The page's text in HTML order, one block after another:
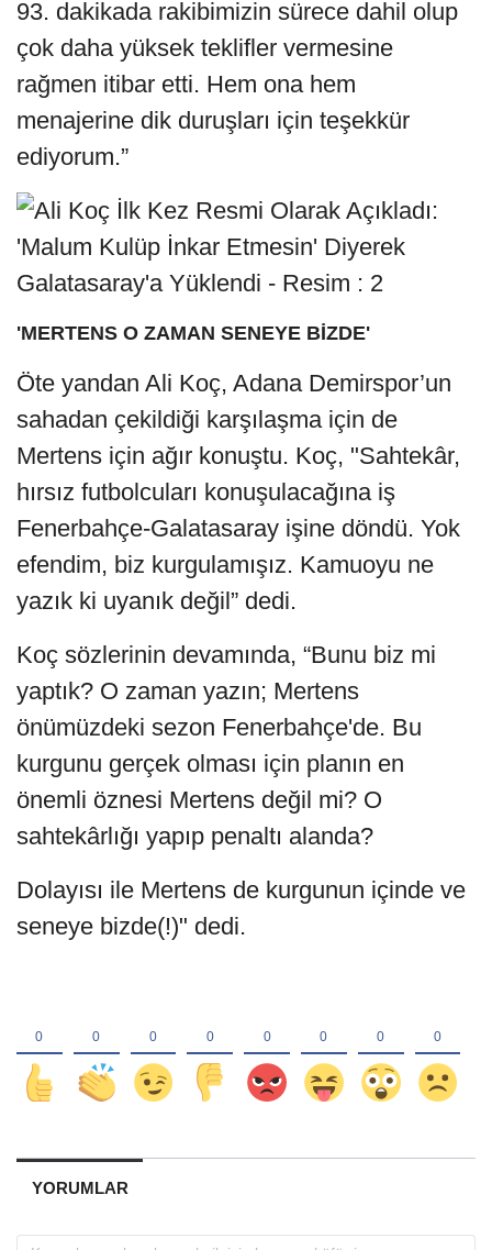
93. dakikada rakibimizin sürece dahil olup
çok daha yüksek teklifler vermesine
rağmen itibar etti. Hem ona hem
menajerine dik duruşları için teşekkür
ediyorum.”
'MERTENS O ZAMAN SENEYE BİZDE'
Öte yandan Ali Koç, Adana Demirspor’un
sahadan çekildiği karşılaşma için de
Mertens için ağır konuştu. Koç, "Sahtekâr,
hırsız futbolcuları konuşulacağına iş
Fenerbahçe-Galatasaray işine döndü. Yok
efendim, biz kurgulamışız. Kamuoyu ne
yazık ki uyanık değil” dedi.
Koç sözlerinin devamında, “Bunu biz mi
yaptık? O zaman yazın; Mertens
önümüzdeki sezon Fenerbahçe'de. Bu
kurgunu gerçek olması için planın en
önemli öznesi Mertens değil mi? O
sahtekârlığı yapıp penaltı alanda?
Dolayısı ile Mertens de kurgunun içinde ve
seneye bizde(!)" dedi.
YORUMLAR